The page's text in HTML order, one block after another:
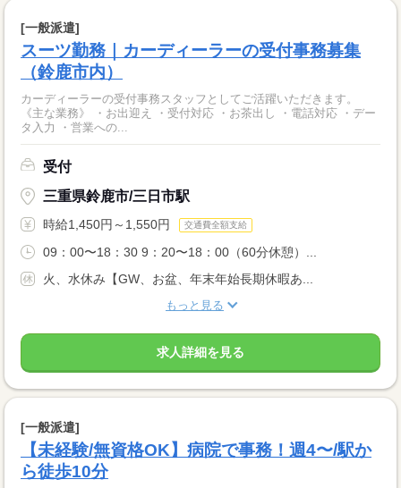
[一般派遣]
スーツ勤務｜カーディーラーの受付事務募集
（鈴鹿市内）
カーディーラーの受付事務スタッフとしてご活躍いただきます。
《主な業務》 ・お出迎え ・受付対応 ・お茶出し ・電話対応 ・デー
タ入力 ・営業への...
受付
三重県鈴鹿市/三日市駅
時給1,450円～1,550円 交通費全額支給
09：00〜18：30 9：20〜18：00（60分休憩）...
火、水休み【GW、お盆、年末年始長期休暇あ...
もっと見る
求人詳細を見る
[一般派遣]
【未経験/無資格OK】病院で事務！週4〜/駅か
ら徒歩10分